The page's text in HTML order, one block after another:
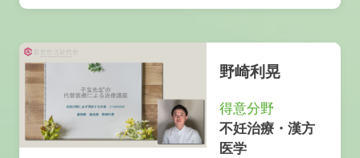
野崎利晃
得意分野
不妊治療・漢方
医学